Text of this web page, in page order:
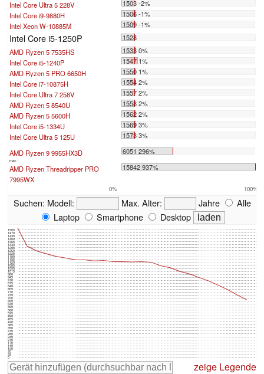
Intel Core Ultra 5 228V
1503 -2%
Intel Core i9-9880H
1506 -1%
Intel Xeon W-10885M
1509 -1%
Intel Core i5-1250P
1528
AMD Ryzen 5 7535HS
1533 0%
Intel Core i5-1240P
1547 1%
AMD Ryzen 5 PRO 6650H
1550 1%
Intel Core i7-10875H
1554 2%
Intel Core Ultra 7 258V
1557 2%
AMD Ryzen 5 8540U
1558 2%
AMD Ryzen 5 5600H
1562 2%
Intel Core i5-1334U
1569 3%
Intel Core Ultra 5 125U
1573 3%
AMD Ryzen 9 9955HX3D 6051 296%
max:
AMD Ryzen Threadripper PRO
7995WX
15842 937%
0% 100%
Suchen: Modell: Max. Alter: Jahre
Alle
Laptop
Smartphone Desktop
0
35
70
105
140
175
210
245
280
315
350
385
420
455
490
525
560
595
630
665
700
735
770
805
840
875
910
945
980
1015
1050
1085
1120
1155
1190
1225
1260
1295
1330
1365
1400
1435
1470
1505
zeige Legende